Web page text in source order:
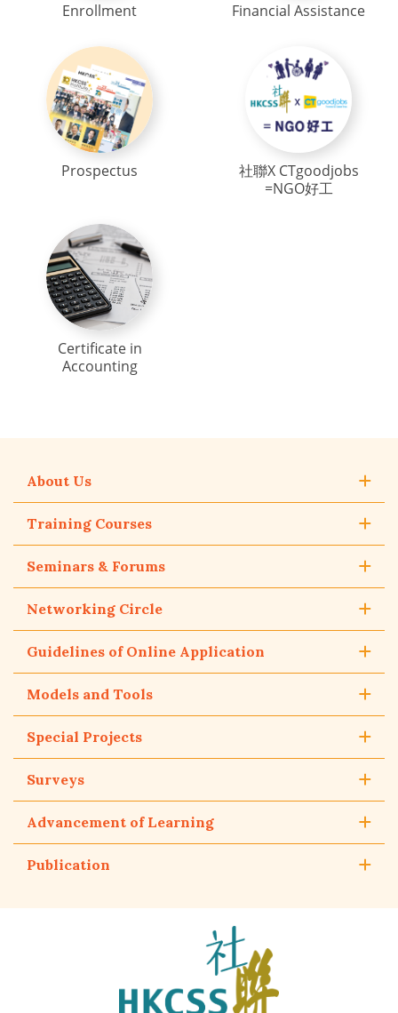
Enrollment Financial Assistance
Prospectus
社聯X CTgoodjobs
=NGO好工
Certificate in
Accounting
About Us
Training Courses
Seminars & Forums
Networking Circle
Guidelines of Online Application
Models and Tools
Special Projects
Surveys
Advancement of Learning
Publication
Council